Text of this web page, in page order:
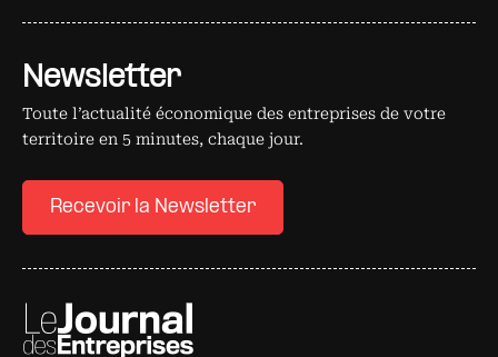
Newsletter
Toute l’actualité économique des entreprises de votre
territoire en 5 minutes, chaque jour.
Recevoir la Newsletter